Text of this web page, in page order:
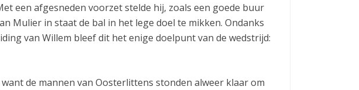
een afgesneden voorzet stelde hij, zoals een goede buur
Mulier in staat de bal in het lege doel te mikken. Ondanks
van Willem bleef dit het enige doelpunt van de wedstrijd:
de mannen van Oosterlittens stonden alweer klaar om